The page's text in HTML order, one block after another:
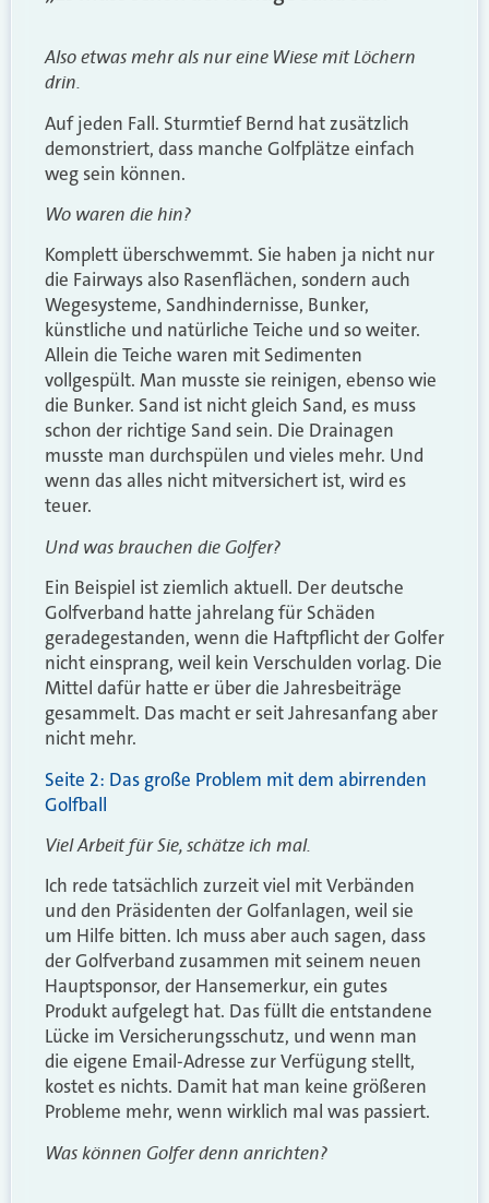
Also etwas mehr als nur eine Wiese mit Löchern
drin.
Auf jeden Fall. Sturmtief Bernd hat zusätzlich
demonstriert, dass manche Golfplätze einfach
weg sein können.
Wo waren die hin?
Komplett überschwemmt. Sie haben ja nicht nur
die Fairways also Rasenflächen, sondern auch
Wegesysteme, Sandhindernisse, Bunker,
künstliche und natürliche Teiche und so weiter.
Allein die Teiche waren mit Sedimenten
vollgespült. Man musste sie reinigen, ebenso wie
die Bunker. Sand ist nicht gleich Sand, es muss
schon der richtige Sand sein. Die Drainagen
musste man durchspülen und vieles mehr. Und
wenn das alles nicht mitversichert ist, wird es
teuer.
Und was brauchen die Golfer?
Ein Beispiel ist ziemlich aktuell. Der deutsche
Golfverband hatte jahrelang für Schäden
geradegestanden, wenn die Haftpflicht der Golfer
nicht einsprang, weil kein Verschulden vorlag. Die
Mittel dafür hatte er über die Jahresbeiträge
gesammelt. Das macht er seit Jahresanfang aber
nicht mehr.
Seite 2: Das große Problem mit dem abirrenden
Golfball
Viel Arbeit für Sie, schätze ich mal.
Ich rede tatsächlich zurzeit viel mit Verbänden
und den Präsidenten der Golfanlagen, weil sie
um Hilfe bitten. Ich muss aber auch sagen, dass
der Golfverband zusammen mit seinem neuen
Hauptsponsor, der Hansemerkur, ein gutes
Produkt aufgelegt hat. Das füllt die entstandene
Lücke im Versicherungsschutz, und wenn man
die eigene Email-Adresse zur Verfügung stellt,
kostet es nichts. Damit hat man keine größeren
Probleme mehr, wenn wirklich mal was passiert.
Was können Golfer denn anrichten?